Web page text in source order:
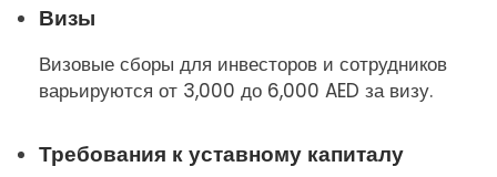
Визы
Визовые сборы для инвесторов и сотрудников
варьируются от 3,000 до 6,000 AED за визу.
Требования к уставному капиталу